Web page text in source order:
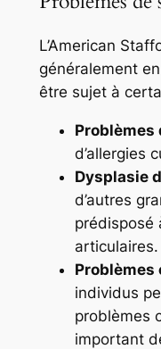
L’American
généralement
être sujet à
Problèmes
d’allergies
Dysplasie
d’autres
prédisposé
articulaires.
Problèmes
individus
problèmes
important